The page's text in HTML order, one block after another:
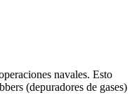
navales. Esto
(depuradores de gases)